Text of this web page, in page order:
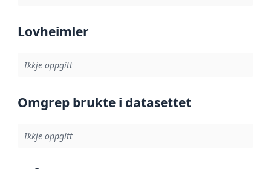
Lovheimler
Ikkje oppgitt
Omgrep brukte i datasettet
Ikkje oppgitt